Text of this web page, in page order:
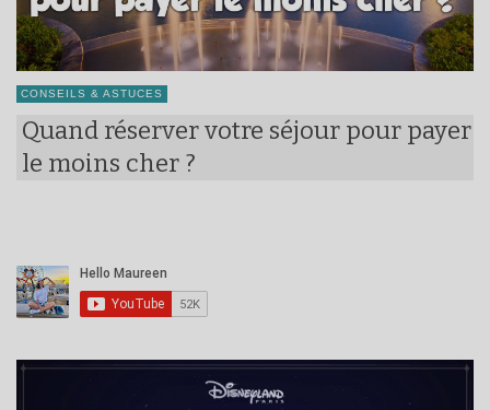
CONSEILS & ASTUCES
Quand réserver votre séjour pour payer
le moins cher ?